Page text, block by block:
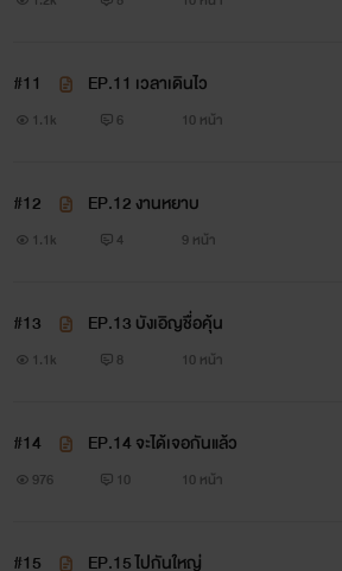
#11 EP.11 เวลาเดินไว
1.1k 6 10 หน้า
#12 EP.12 งานหยาบ
1.1k 4 9 หน้า
#13 EP.13 บังเอิญชื่อคุ้น
1.1k 8 10 หน้า
#14 EP.14 จะได้เจอกันแล้ว
976 10 10 หน้า
#15 EP.15 ไปกันใหญ่